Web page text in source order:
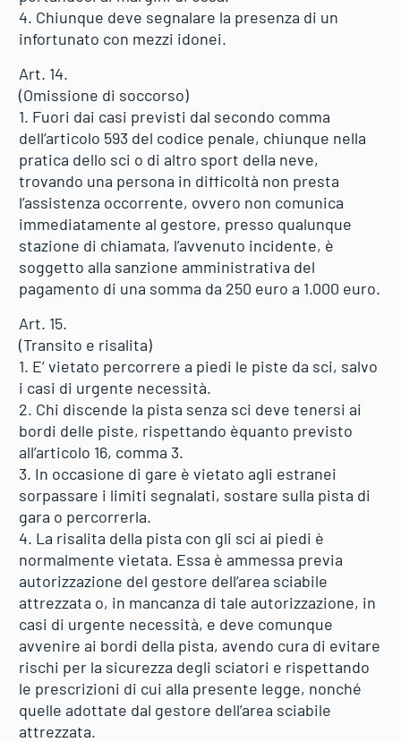
4. Chiunque deve segnalare la presenza di un
infortunato con mezzi idonei.
Art. 14.
(Omissione di soccorso)
1. Fuori dai casi previsti dal secondo comma
dell’articolo 593 del codice penale, chiunque nella
pratica dello sci o di altro sport della neve,
trovando una persona in difficoltà non presta
l’assistenza occorrente, ovvero non comunica
immediatamente al gestore, presso qualunque
stazione di chiamata, l’avvenuto incidente, è
soggetto alla sanzione amministrativa del
pagamento di una somma da 250 euro a 1.000 euro.
Art. 15.
(Transito e risalita)
1. E’ vietato percorrere a piedi le piste da sci, salvo
i casi di urgente necessità.
2. Chi discende la pista senza sci deve tenersi ai
bordi delle piste, rispettando èquanto previsto
all’articolo 16, comma 3.
3. In occasione di gare è vietato agli estranei
sorpassare i limiti segnalati, sostare sulla pista di
gara o percorrerla.
4. La risalita della pista con gli sci ai piedi è
normalmente vietata. Essa è ammessa previa
autorizzazione del gestore dell’area sciabile
attrezzata o, in mancanza di tale autorizzazione, in
casi di urgente necessità, e deve comunque
avvenire ai bordi della pista, avendo cura di evitare
rischi per la sicurezza degli sciatori e rispettando
le prescrizioni di cui alla presente legge, nonché
quelle adottate dal gestore dell’area sciabile
attrezzata.